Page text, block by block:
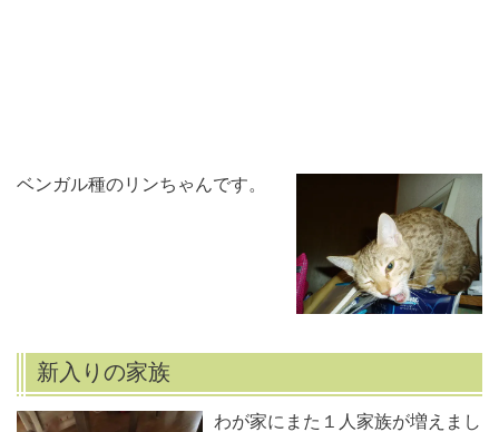
ベンガル種のリンちゃんです。
新入りの家族
わが家にまた１人家族が増えまし